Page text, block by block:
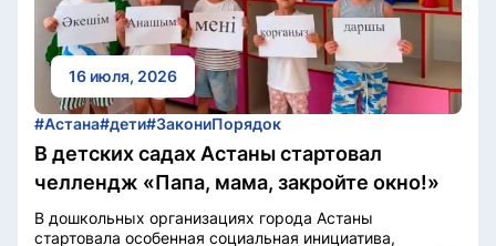
16 июля, 2026
#Астана#дети#ЗакониПорядок
В детских садах Астаны стартовал
челлендж «Папа, мама, закройте окно!»
В дошкольных организациях города Астаны
стартовала особенная социальная инициатива,